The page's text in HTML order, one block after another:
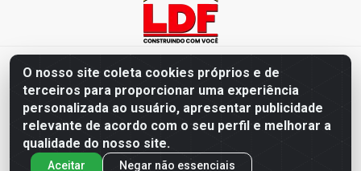
O nosso site coleta cookies próprios e de
terceiros para proporcionar uma experiência
personalizada ao usuário, apresentar publicidade
relevante de acordo com o seu perfil e melhorar a
qualidade do nosso site.
Aceitar Negar não essenciais
LDF Home Center - R. Hortência Helena Amorim Brito, 1343 -
Jardim América, Cabedelo - PB / CEP 58102-660 - CNPJ
57.477.123/0001-35